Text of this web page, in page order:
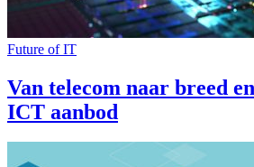
Future of IT
Van telecom naar breed
ICT aanbod